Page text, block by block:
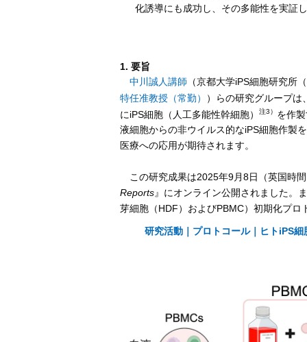
化誘導にも成功し、その多能性を実証
1. 要旨
中川誠人講師 （京都大学iPS細胞研究所
特任准教授（常勤）
）らの研究グループは
にiPS細胞（人工多能性幹細胞）
注3）
を作
液細胞からの非ウイルス的なiPS細胞作製
医療への応用が期待されます。
この研究成果は2025年9月8日（英国時
Reports』にオンライン公開されました。
芽細胞（HDF）およびPBMC）初期化プ
研究活動｜プロトコール｜ヒトiPS細